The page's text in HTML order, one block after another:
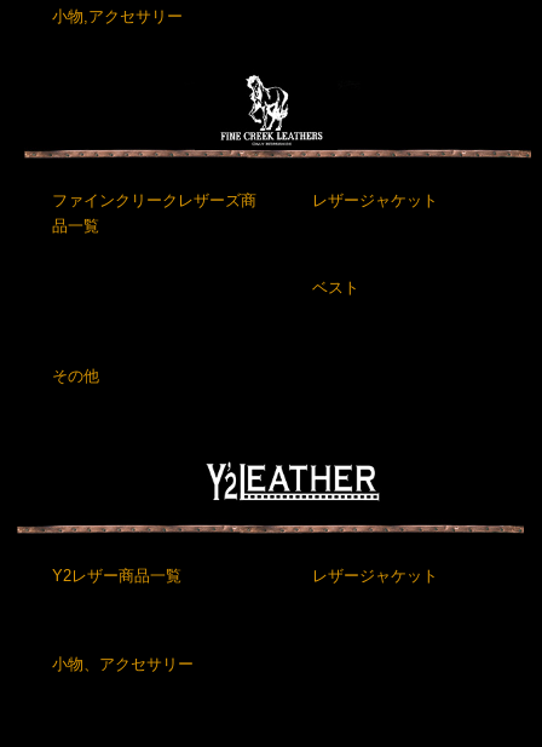
小物,アクセサリー
ファインクリークレザーズ商
品一覧
レザージャケット
ベスト
その他
Y2レザー商品一覧 レザージャケット
小物、アクセサリー